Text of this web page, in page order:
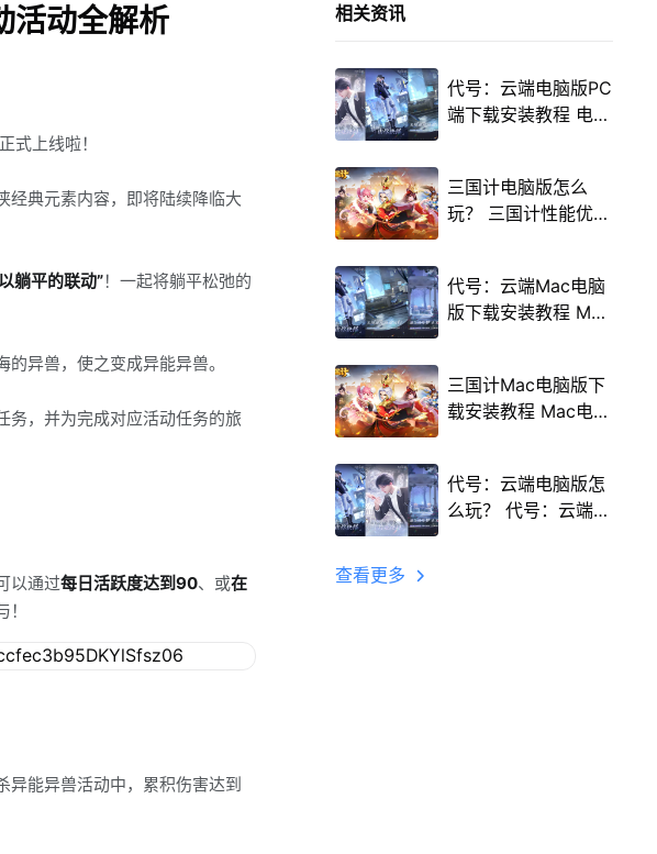
活动全解析
正式上线啦！
经典元素内容，即将陆续降临大
躺平的联动”！一起将躺平松弛的
异兽，使之变成异能异兽。
务，并为完成对应活动任务的旅
以通过每日活跃度达到90、或在
异能异兽活动中，累积伤害达到
相关资讯
代号：云端电脑版PC
端下载安装教程 电脑
三国计电脑版怎么
玩？ 三国计性能优化
程
代号：云端Mac电脑
版下载安装教程 Mac
三国计Mac电脑版下
载安装教程 Mac电脑
代号：云端电脑版怎
么玩？ 代号：云端性
查看更多